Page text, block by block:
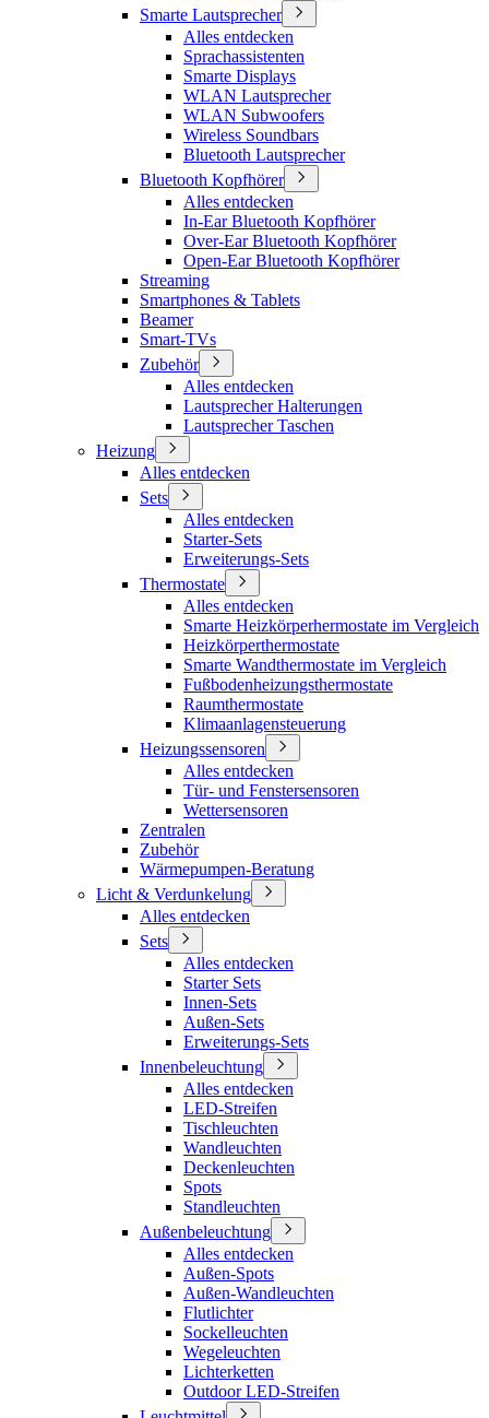
Smarte Lautsprecher
Alles entdecken
Sprachassistenten
Smarte Displays
WLAN Lautsprecher
WLAN Subwoofers
Wireless Soundbars
Bluetooth Lautsprecher
Bluetooth Kopfhörer
Alles entdecken
In-Ear Bluetooth Kopfhörer
Over-Ear Bluetooth Kopfhörer
Open-Ear Bluetooth Kopfhörer
Streaming
Smartphones & Tablets
Beamer
Smart-TVs
Zubehör
Alles entdecken
Lautsprecher Halterungen
Lautsprecher Taschen
Heizung
Alles entdecken
Sets
Alles entdecken
Starter-Sets
Erweiterungs-Sets
Thermostate
Alles entdecken
Smarte Heizkörperhermostate im Vergleich
Heizkörperthermostate
Smarte Wandthermostate im Vergleich
Fußbodenheizungsthermostate
Raumthermostate
Klimaanlagensteuerung
Heizungssensoren
Alles entdecken
Tür- und Fenstersensoren
Wettersensoren
Zentralen
Zubehör
Wärmepumpen-Beratung
Licht & Verdunkelung
Alles entdecken
Sets
Alles entdecken
Starter Sets
Innen-Sets
Außen-Sets
Erweiterungs-Sets
Innenbeleuchtung
Alles entdecken
LED-Streifen
Tischleuchten
Wandleuchten
Deckenleuchten
Spots
Standleuchten
Außenbeleuchtung
Alles entdecken
Außen-Spots
Außen-Wandleuchten
Flutlichter
Sockelleuchten
Wegeleuchten
Lichterketten
Outdoor LED-Streifen